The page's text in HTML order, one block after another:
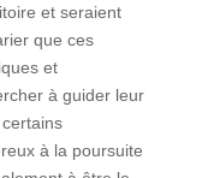
et seraient
que ces
et
à guider leur
à la poursuite